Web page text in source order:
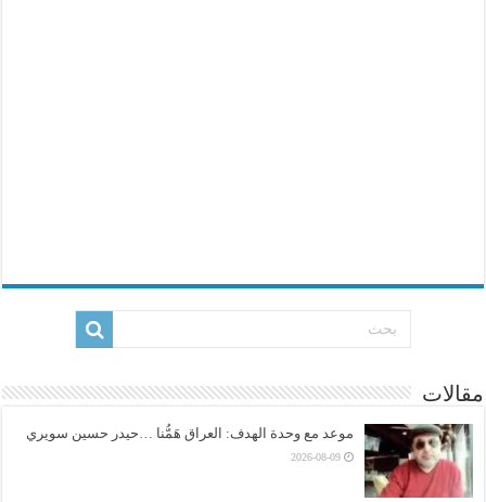
مقالات
موعد مع وحدة الهدف: العراق هَمُّنا …حيدر حسين سويري
2026-08-09